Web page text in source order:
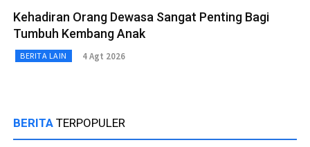
Kehadiran Orang Dewasa Sangat Penting Bagi
Tumbuh Kembang Anak
BERITA LAIN 4 Agt 2026
BERITA TERPOPULER